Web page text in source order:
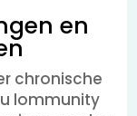
en
chronische
lommunity